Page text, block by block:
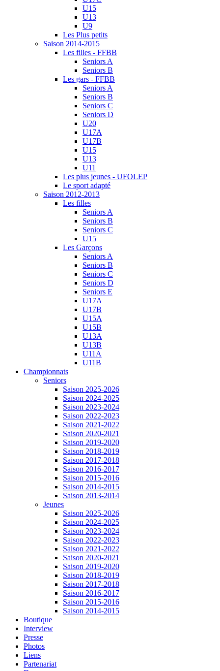
U15
U13
U9
Les Plus petits
Saison 2014-2015
Les filles - FFBB
Seniors A
Seniors B
Les gars - FFBB
Seniors A
Seniors B
Seniors C
Seniors D
U20
U17A
U17B
U15
U13
U11
Les plus jeunes - UFOLEP
Le sport adapté
Saison 2012-2013
Les filles
Seniors A
Seniors B
Seniors C
U15
Les Garçons
Seniors A
Seniors B
Seniors C
Seniors D
Seniors E
U17A
U17B
U15A
U15B
U13A
U13B
U11A
U11B
Championnats
Seniors
Saison 2025-2026
Saison 2024-2025
Saison 2023-2024
Saison 2022-2023
Saison 2021-2022
Saison 2020-2021
Saison 2019-2020
Saison 2018-2019
Saison 2017-2018
Saison 2016-2017
Saison 2015-2016
Saison 2014-2015
Saison 2013-2014
Jeunes
Saison 2025-2026
Saison 2024-2025
Saison 2023-2024
Saison 2022-2023
Saison 2021-2022
Saison 2020-2021
Saison 2019-2020
Saison 2018-2019
Saison 2017-2018
Saison 2016-2017
Saison 2015-2016
Saison 2014-2015
Boutique
Interview
Presse
Photos
Liens
Partenariat